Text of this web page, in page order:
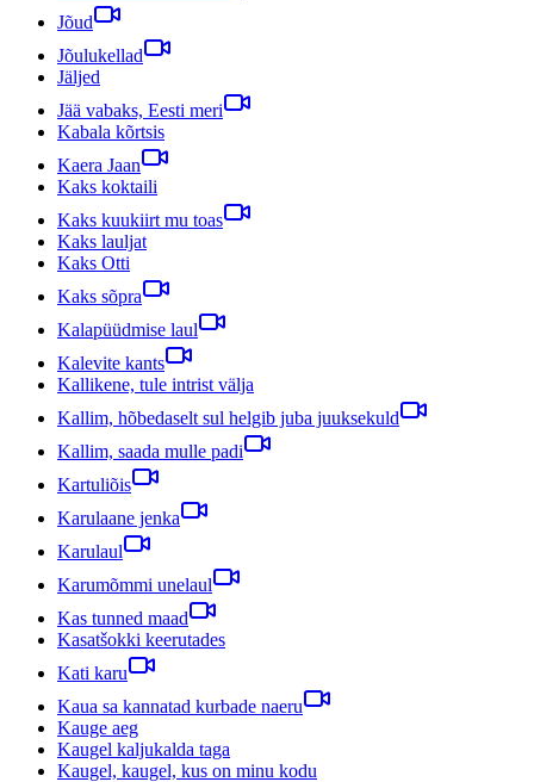
Jõud
Jõulukellad
Jäljed
Jää vabaks, Eesti meri
Kabala kõrtsis
Kaera Jaan
Kaks koktaili
Kaks kuukiirt mu toas
Kaks lauljat
Kaks Otti
Kaks sõpra
Kalapüüdmise laul
Kalevite kants
Kallikene, tule intrist välja
Kallim, hõbedaselt sul helgib juba juuksekuld
Kallim, saada mulle padi
Kartuliõis
Karulaane jenka
Karulaul
Karumõmmi unelaul
Kas tunned maad
Kasatšokki keerutades
Kati karu
Kaua sa kannatad kurbade naeru
Kauge aeg
Kaugel kaljukalda taga
Kaugel, kaugel, kus on minu kodu